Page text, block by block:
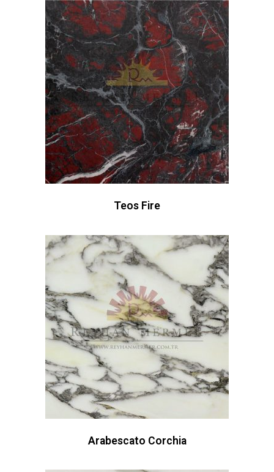
Teos Fire
Arabescato Corchia